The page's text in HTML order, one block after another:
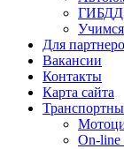
ГИБДД
Для
Вакансии
Контакты
Карта сайта
On-line